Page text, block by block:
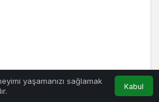
yaşamanızı sağlamak
Kabul